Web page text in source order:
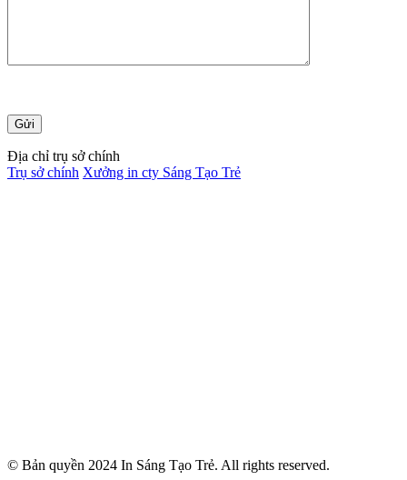
Địa chỉ trụ sở chính
Trụ sở chính Xưởng in cty Sáng Tạo Trẻ
© Bản quyền 2024 In Sáng Tạo Trẻ. All rights reserved.